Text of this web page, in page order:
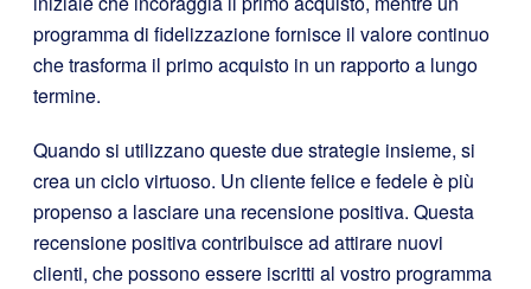
programma di fidelizzazione fornisce il valore continuo
che trasforma il primo acquisto in un rapporto a lungo
termine.
Quando si utilizzano queste due strategie insieme, si
crea un ciclo virtuoso. Un cliente felice e fedele è più
propenso a lasciare una recensione positiva. Questa
recensione positiva contribuisce ad attirare nuovi
clienti, che possono essere iscritti al vostro programma